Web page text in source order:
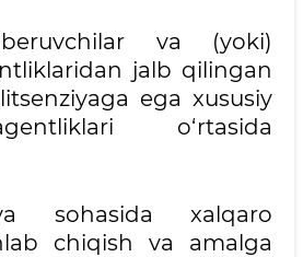
va (yoki)
jalb qilingan
ega xususiy
o‘rtasida
sohasida xalqaro
chiqish va amalga